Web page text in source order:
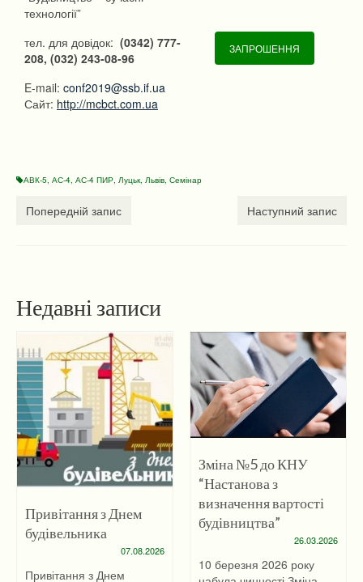
технології”
тел. для довідок: (0342) 777-
208, (032) 243-08-96
E-mail: conf2019@ssb.if.ua
Сайт: http://mcbct.com.ua
ЗАПРОШЕННЯ
АВК-5, АС-4, АС-4 ПИР, Луцьк, Львів, Семінар
Попередній запис Наступний запис
Недавні записи
Привітання з Днем
будівельника
07.08.2026
Привітання з Днем
Зміна №5 до КНУ
“Настанова з
визначення вартості
будівництва”
26.03.2026
10 березня 2026 року